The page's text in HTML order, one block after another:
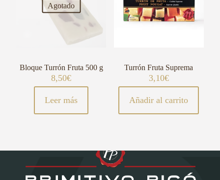
Agotado
Bloque Turrón Fruta 500 g
8,50€
Leer más
Turrón Fruta Suprema
3,10€
Añadir al carrito